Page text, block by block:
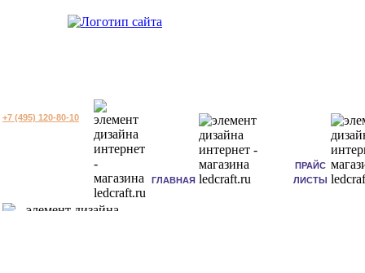
+7 (495) 120-80-10
ГЛАВНАЯ
ПРАЙС
ЛИСТЫ